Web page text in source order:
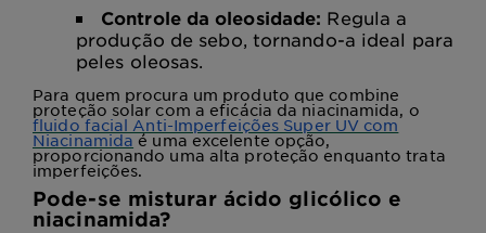
Controle da oleosidade: Regula a
produção de sebo, tornando-a ideal para
peles oleosas.
Para quem procura um produto que combine
proteção solar com a eficácia da niacinamida, o
fluido facial Anti-Imperfeições Super UV com
Niacinamidaé uma excelente opção,
proporcionando uma alta proteção enquanto trata
imperfeições.
Pode-se misturar ácido glicólico e
niacinamida?